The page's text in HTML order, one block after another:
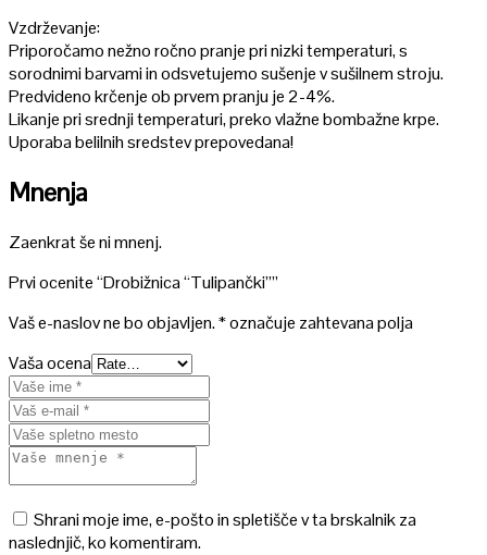
Vzdrževanje:
Priporočamo nežno ročno pranje pri nizki temperaturi, s
sorodnimi barvami in odsvetujemo sušenje v sušilnem stroju.
Predvideno krčenje ob prvem pranju je 2-4%.
Likanje pri srednji temperaturi, preko vlažne bombažne krpe.
Uporaba belilnih sredstev prepovedana!
Mnenja
Zaenkrat še ni mnenj.
Prvi ocenite “Drobižnica “Tulipančki””
Vaš e-naslov ne bo objavljen.*označuje zahtevana polja
Vaša ocena
Shrani moje ime, e-pošto in spletišče v ta brskalnik za
naslednjič, ko komentiram.